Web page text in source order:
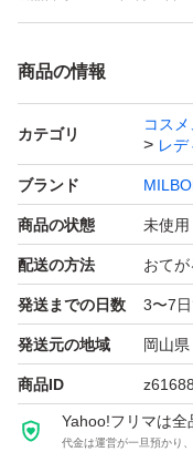
すと幸いです。
美容室で、購入してお
最安値になるように
簡易包装になること
新品、未使用、正規
QRコードなどに加工
神経質な方は、購入
バラ売り、まとめ買
商品の情報
カテゴリ
コス
レ
ブランド
商品の状態 未使用
配送の方法 おてが
発送までの日数 3〜7
発送元の地域 岡山県
商品ID
Yahoo!フリマは全
代金は運営が一旦預かり